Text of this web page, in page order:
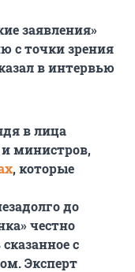
заявления»
с точки зрения
в интервью
в лица
и министров,
, которые
до
честно
с
Эксперт